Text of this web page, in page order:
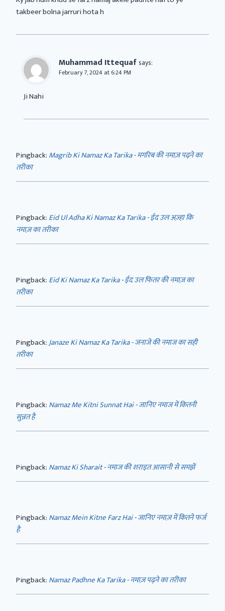
takbeer bolna jarruri hota h
Muhammad Ittequafsays:
February 7, 2024 at 6:24 PM
Ji Nahi
Pingback: Magrib Ki Namaz Ka Tarika - मगरिब की नमाज़ पढ़ने का
तरीका
Pingback: Eid Ul Adha Ki Namaz Ka Tarika - ईद उल अज़्हा कि
नमाज़ का तरीका
Pingback: Eid Ki Namaz Ka Tarika - ईद उल फितर की नमाज़ का
तरीका
Pingback:Janaze Ki Namaz Ka Tarika - जनाजे की नमाज का सही
तरीका
Pingback: Namaz Me Kitni Sunnat Hai - जानिए नमाज में कितनी
सुन्नत है
Pingback: Namaz Ki Sharait - नमाज की शराइत आसानी से समझें
Pingback: Namaz Mein Kitne Farz Hai - जानिए नमाज़ में कितने फर्ज
है
Pingback: Namaz Padhne Ka Tarika - नमाज़ पढ़ने का तरीका